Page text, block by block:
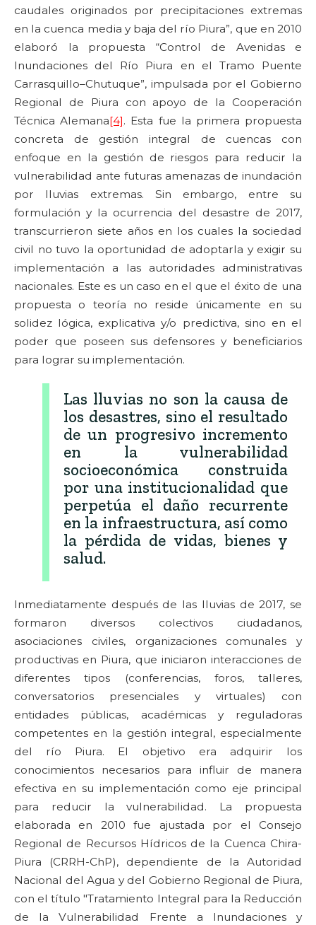
caudales originados por precipitaciones extremas
en la cuenca media y baja del río Piura”, que en 2010
elaboró la propuesta “Control de Avenidas e
Inundaciones del Río Piura en el Tramo Puente
Carrasquillo–Chutuque”, impulsada por el Gobierno
Regional de Piura con apoyo de la Cooperación
Técnica Alemana[4]. Esta fue la primera propuesta
concreta de gestión integral de cuencas con
enfoque en la gestión de riesgos para reducir la
vulnerabilidad ante futuras amenazas de inundación
por lluvias extremas. Sin embargo, entre su
formulación y la ocurrencia del desastre de 2017,
transcurrieron siete años en los cuales la sociedad
civil no tuvo la oportunidad de adoptarla y exigir su
implementación a las autoridades administrativas
nacionales. Este es un caso en el que el éxito de una
propuesta o teoría no reside únicamente en su
solidez lógica, explicativa y/o predictiva, sino en el
poder que poseen sus defensores y beneficiarios
para lograr su implementación.
Las lluvias no son la causa de
los desastres, sino el resultado
de un progresivo incremento
en la vulnerabilidad
socioeconómica construida
por una institucionalidad que
perpetúa el daño recurrente
en la infraestructura, así como
la pérdida de vidas, bienes y
salud.
Inmediatamente después de las lluvias de 2017, se
formaron diversos colectivos ciudadanos,
asociaciones civiles, organizaciones comunales y
productivas en Piura, que iniciaron interacciones de
diferentes tipos (conferencias, foros, talleres,
conversatorios presenciales y virtuales) con
entidades públicas, académicas y reguladoras
competentes en la gestión integral, especialmente
del río Piura. El objetivo era adquirir los
conocimientos necesarios para influir de manera
efectiva en su implementación como eje principal
para reducir la vulnerabilidad. La propuesta
elaborada en 2010 fue ajustada por el Consejo
Regional de Recursos Hídricos de la Cuenca Chira-
Piura (CRRH-ChP), dependiente de la Autoridad
Nacional del Agua y del Gobierno Regional de Piura,
con el título "Tratamiento Integral para la Reducción
de la Vulnerabilidad Frente a Inundaciones y